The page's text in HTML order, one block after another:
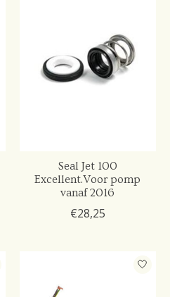
Seal Jet 100
Excellent.Voor pomp
vanaf 2016
€28,25